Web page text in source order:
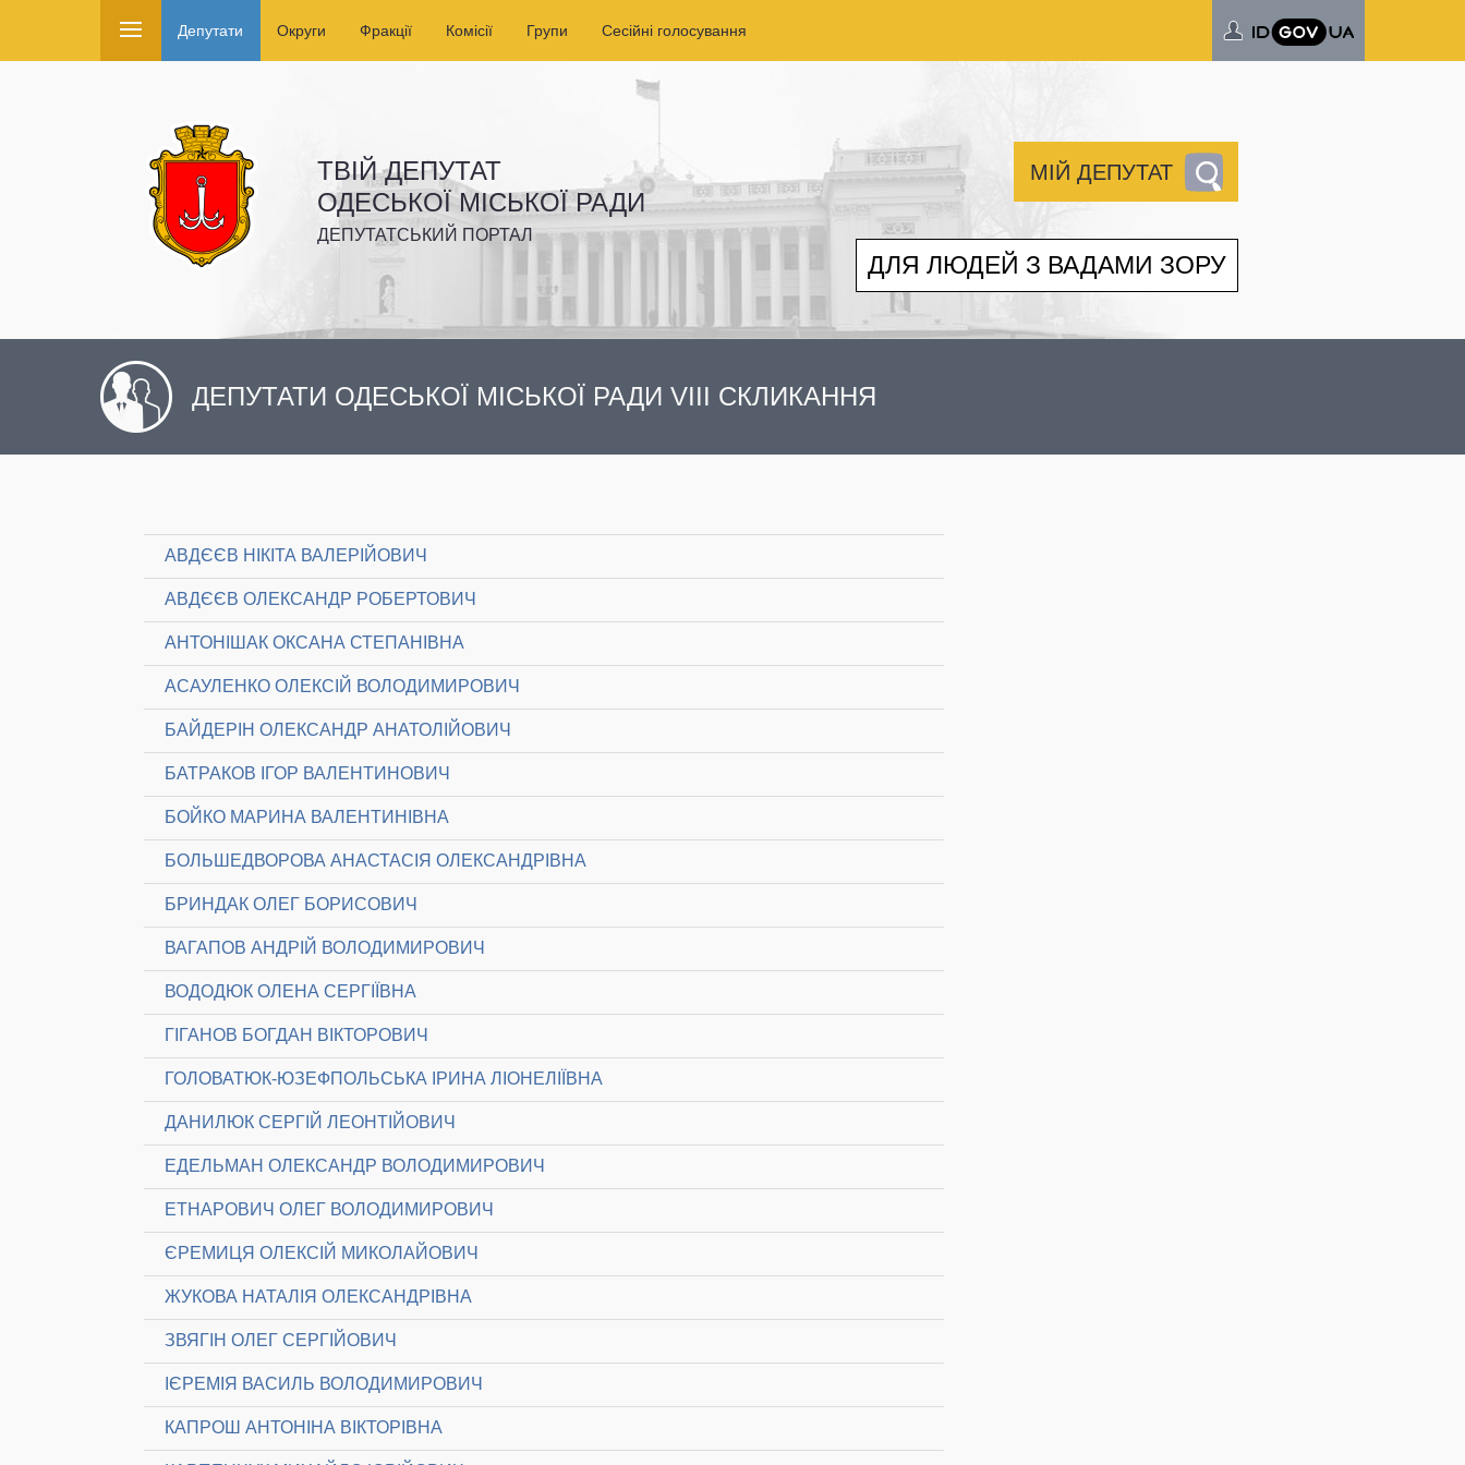
Депутати Округи Фракції Комісії Групи Сесійні голосування
ТВІЙ ДЕПУТАТ
ОДЕСЬКОЇ МІСЬКОЇ РАДИ
ДЕПУТАТСЬКИЙ ПОРТАЛ
МІЙ ДЕПУТАТ
ДЛЯ ЛЮДЕЙ З ВАДАМИ ЗОРУ
ДЕПУТАТИ ОДЕСЬКОЇ МІСЬКОЇ РАДИ VIII СКЛИКАННЯ
АВДЄЄВ НІКІТА ВАЛЕРІЙОВИЧ
АВДЄЄВ ОЛЕКСАНДР РОБЕРТОВИЧ
АНТОНІШАК ОКСАНА СТЕПАНІВНА
АСАУЛЕНКО ОЛЕКСІЙ ВОЛОДИМИРОВИЧ
БАЙДЕРІН ОЛЕКСАНДР АНАТОЛІЙОВИЧ
БАТРАКОВ ІГОР ВАЛЕНТИНОВИЧ
БОЙКО МАРИНА ВАЛЕНТИНІВНА
БОЛЬШЕДВОРОВА АНАСТАСІЯ ОЛЕКСАНДРІВНА
БРИНДАК ОЛЕГ БОРИСОВИЧ
ВАГАПОВ АНДРІЙ ВОЛОДИМИРОВИЧ
ВОДОДЮК ОЛЕНА СЕРГІЇВНА
ГІГАНОВ БОГДАН ВІКТОРОВИЧ
ГОЛОВАТЮК-ЮЗЕФПОЛЬСЬКА ІРИНА ЛІОНЕЛІЇВНА
ДАНИЛЮК СЕРГІЙ ЛЕОНТІЙОВИЧ
ЕДЕЛЬМАН ОЛЕКСАНДР ВОЛОДИМИРОВИЧ
ЕТНАРОВИЧ ОЛЕГ ВОЛОДИМИРОВИЧ
ЄРЕМИЦЯ ОЛЕКСІЙ МИКОЛАЙОВИЧ
ЖУКОВА НАТАЛІЯ ОЛЕКСАНДРІВНА
ЗВЯГІН ОЛЕГ СЕРГІЙОВИЧ
ІЄРЕМІЯ ВАСИЛЬ ВОЛОДИМИРОВИЧ
КАПРОШ АНТОНІНА ВІКТОРІВНА